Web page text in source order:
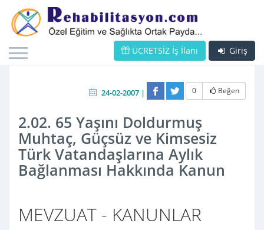
Giriş
ÜCRETSİZ İş İlanı
24-02-2007 | 0 Beğen
2.02. 65 Yaşını Doldurmuş
Muhtaç, Güçsüz ve Kimsesiz
Türk Vatandaşlarına Aylık
Bağlanması Hakkında Kanun
MEVZUAT - KANUNLAR